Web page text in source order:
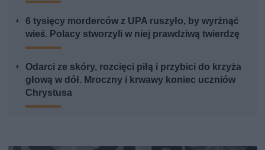
6 tysięcy morderców z UPA ruszyło, by wyrżnąć
wieś. Polacy stworzyli w niej prawdziwą twierdzę
Odarci ze skóry, rozcięci piłą i przybici do krzyża
głową w dół. Mroczny i krwawy koniec uczniów
Chrystusa